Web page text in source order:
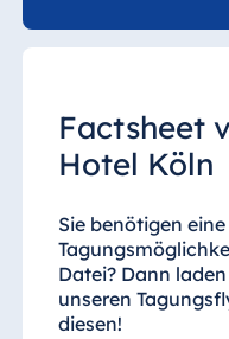
Factsheet
Hotel Köln
Sie benötigen
Datei? Dann
unseren
diesen!